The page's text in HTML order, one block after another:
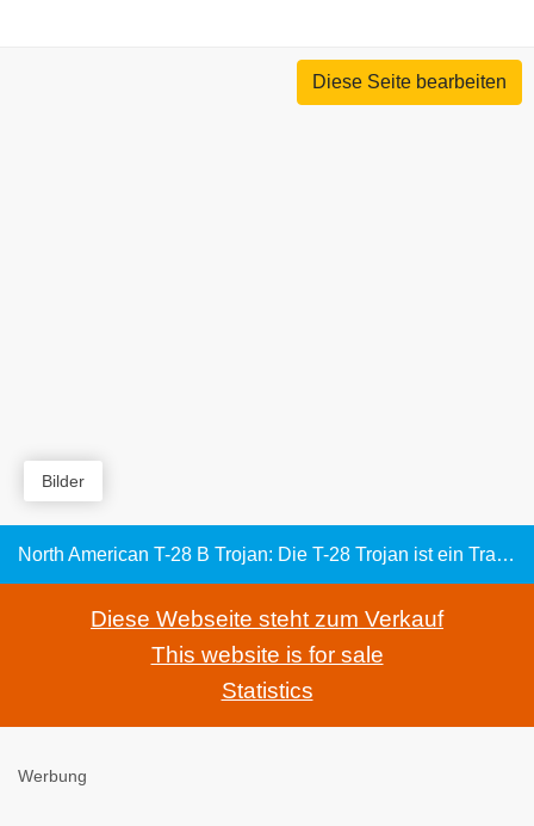
Diese Seite bearbeiten
Bilder
North American T-28 B Trojan: Die T-28 Trojan ist ein Trainingsflugzeug für angehende Militärpiloten der USA
Diese Webseite steht zum Verkauf
This website is for sale
Statistics
Werbung